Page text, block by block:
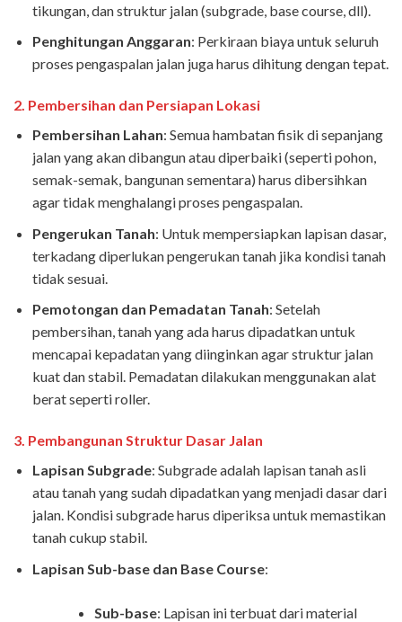
tikungan, dan struktur jalan (subgrade, base course, dll).
Penghitungan Anggaran: Perkiraan biaya untuk seluruh
proses pengaspalan jalan juga harus dihitung dengan tepat.
2. Pembersihan dan Persiapan Lokasi
Pembersihan Lahan: Semua hambatan fisik di sepanjang
jalan yang akan dibangun atau diperbaiki (seperti pohon,
semak-semak, bangunan sementara) harus dibersihkan
agar tidak menghalangi proses pengaspalan.
Pengerukan Tanah: Untuk mempersiapkan lapisan dasar,
terkadang diperlukan pengerukan tanah jika kondisi tanah
tidak sesuai.
Pemotongan dan Pemadatan Tanah: Setelah
pembersihan, tanah yang ada harus dipadatkan untuk
mencapai kepadatan yang diinginkan agar struktur jalan
kuat dan stabil. Pemadatan dilakukan menggunakan alat
berat seperti roller.
3. Pembangunan Struktur Dasar Jalan
Lapisan Subgrade: Subgrade adalah lapisan tanah asli
atau tanah yang sudah dipadatkan yang menjadi dasar dari
jalan. Kondisi subgrade harus diperiksa untuk memastikan
tanah cukup stabil.
Lapisan Sub-base dan Base Course:
Sub-base: Lapisan ini terbuat dari material